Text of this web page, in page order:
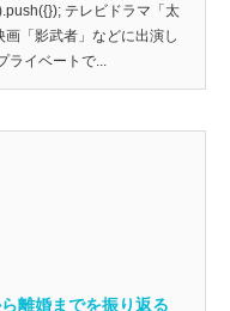
テレビドラマ「太
「影武者」などに出演し
ライベートで...
離婚までを振り返る